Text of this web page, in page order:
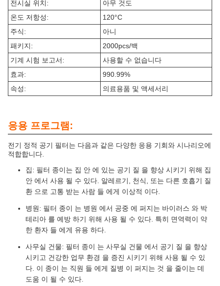
전시실 위치:
아무 것도
온도 저항성:
120°C
주식:
아니
패키지:
2000pcs/백
기계 시험 보고서:
사용할 수 없습니다
효과:
990.99%
속성:
의료용품 및 액세서리
응용 프로그램:
전기 정적 공기 필터는 다음과 같은 다양한 응용 기회와 시나리오에
적합합니다.
집: 필터 종이는 집 안 에 있는 공기 질 을 향상 시키기 위해 집
안 에서 사용 될 수 있다. 알레르기, 천식, 또는 다른 호흡기 질
환 으로 고통 받는 사람 들 에게 이상적 이다.
병원: 필터 종이 는 병원 에서 공중 에 퍼지는 바이러스 와 박
테리아 를 예방 하기 위해 사용 될 수 있다. 특히 면역력이 약
한 환자 들 에게 유용 하다.
사무실 건물: 필터 종이 는 사무실 건물 에서 공기 질 을 향상
시키고 건강한 업무 환경 을 증진 시키기 위해 사용 될 수 있
다. 이 종이 는 직원 들 에게 질병 이 퍼지는 것 을 줄이는 데
도움 이 될 수 있다.